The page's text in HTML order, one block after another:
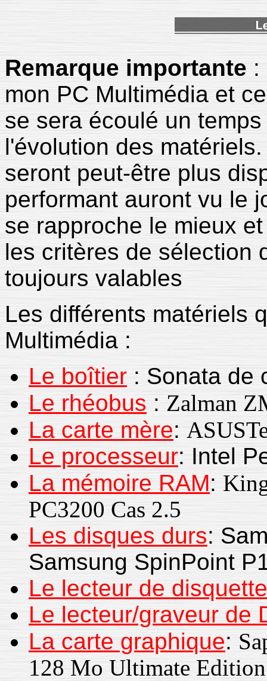
Remarque importante :
mon PC Multimédia et
se sera écoulé un
l'évolution des
seront peut-être plus
performant auront vu le
se rapproche le mieux
les critères de sélection
toujours valables
Les différents matériels
Multimédia :
Le boîtier : Sonata de
Le rhéobus : Zalman
La carte mère:
Le processeur: Intel
La mémoire RAM:
PC3200 Cas 2.5
Les disques durs:
Samsung SpinPoint
Le lecteur de disquette
Le lecteur/graveur de
La carte graphique:
128 Mo Ultimate Edition